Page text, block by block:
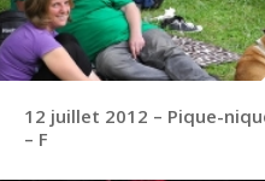
12 juillet 2012 – Pique-
– F